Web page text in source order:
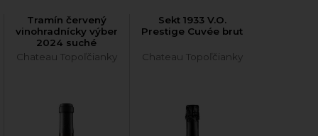
Tramín červený
vinohradnícky výber
2024 suché
Chateau Topoľčianky
Sekt 1933 V.O.
Prestige Cuvée brut
Chateau Topoľčianky